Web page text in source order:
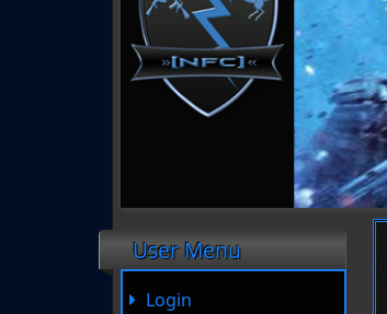
User Menu
Login